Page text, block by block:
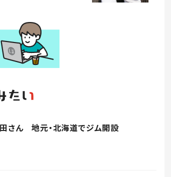
さん 地元・北海道でジム開設